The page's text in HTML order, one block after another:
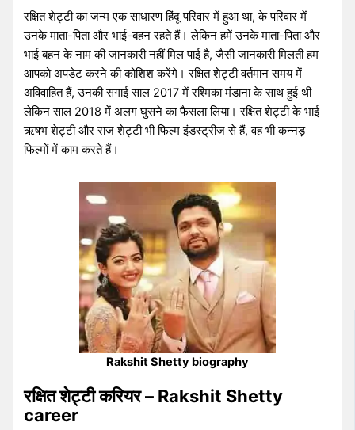
रक्षित शेट्टी का जन्म एक साधारण हिंदू परिवार में हुआ था, के परिवार में
उनके माता-पिता और भाई-बहन रहते हैं। लेकिन हमें उनके माता-पिता और
भाई बहन के नाम की जानकारी नहीं मिल पाई है, जैसी जानकारी मिलती हम
आपको अपडेट करने की कोशिश करेंगे। रक्षित शेट्टी वर्तमान समय में
अविवाहित हैं, उनकी सगाई साल 2017 में रश्मिका मंडाना के साथ हुई थी
लेकिन साल 2018 में अलग घुसने का फैसला लिया। रक्षित शेट्टी के भाई
ऋषभ शेट्टी और राज शेट्टी भी फिल्म इंडस्ट्रीज से हैं, वह भी कन्नड़
फिल्मों में काम करते हैं।
Rakshit Shetty biography
रक्षित शेट्टी करियर – Rakshit Shetty
career